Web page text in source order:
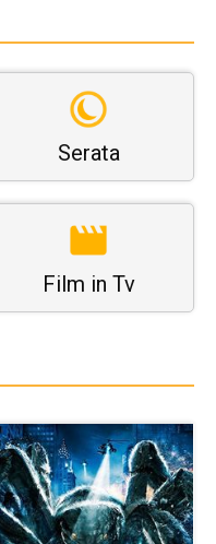
Serata
Film in Tv